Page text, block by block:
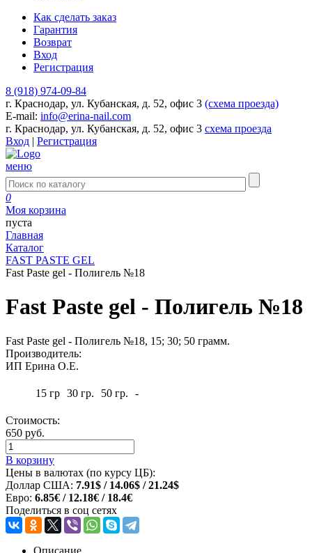
Как сделать заказ
Гарантия
Возврат
Вход
Регистрация
8 (918) 974-09-84
г. Краснодар, ул. Кубанская, д. 52, офис 3 (схема проезда)
E-mail: info@erina-nail.com
г. Краснодар, ул. Кубанская, д. 52, офис 3 схема проезда
Вход | Регистрация
меню
0
Моя корзина
пуста
Главная
Каталог
FAST PASTE GEL
Fast Paste gel - Полигель №18
Fast Paste gel - Полигель №18
Fast Paste gel - Полигель №18, 15; 30; 50 грамм.
Производитель:
ИП Ерина О.Е.
15 гр 30 гр. 50 гр. -
Стоимость:
650 руб.
В корзину
Цены в валютах (по курсу ЦБ):
Доллар США: 7.91$ / 14.06$ / 21.24$
Евро: 6.85€ / 12.18€ / 18.4€
Поделиться в соц сетях
Описание